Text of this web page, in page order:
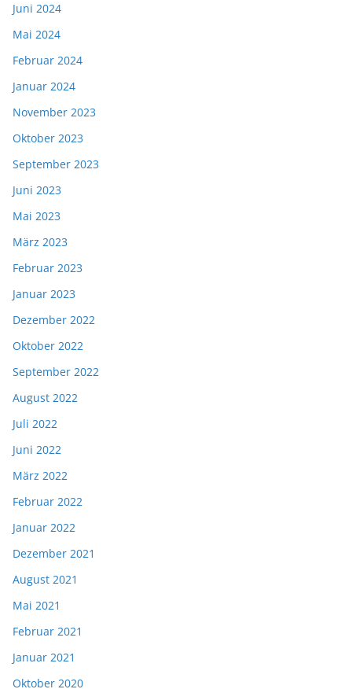
Juni 2024
Mai 2024
Februar 2024
Januar 2024
November 2023
Oktober 2023
September 2023
Juni 2023
Mai 2023
März 2023
Februar 2023
Januar 2023
Dezember 2022
Oktober 2022
September 2022
August 2022
Juli 2022
Juni 2022
März 2022
Februar 2022
Januar 2022
Dezember 2021
August 2021
Mai 2021
Februar 2021
Januar 2021
Oktober 2020